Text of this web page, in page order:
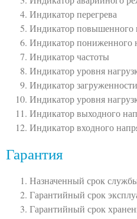
Индикатор перегрева
Индикатор повышенного
Индикатор пониженного
Индикатор частоты
Индикатор уровня
Индикатор
Индикатор уровня
Индикатор выходного
Индикатор входного
Гарантия
Назначенный срок
Гарантийный срок
Гарантийный срок